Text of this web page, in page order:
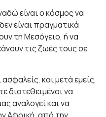
είναι ο κόσμος να
είναι πραγματικά
τη Μεσόγειο, ή να
τις ζωές τους σε
ασφαλείς, και μετά εμείς,
διατεθειμένοι να
αναλογεί και να